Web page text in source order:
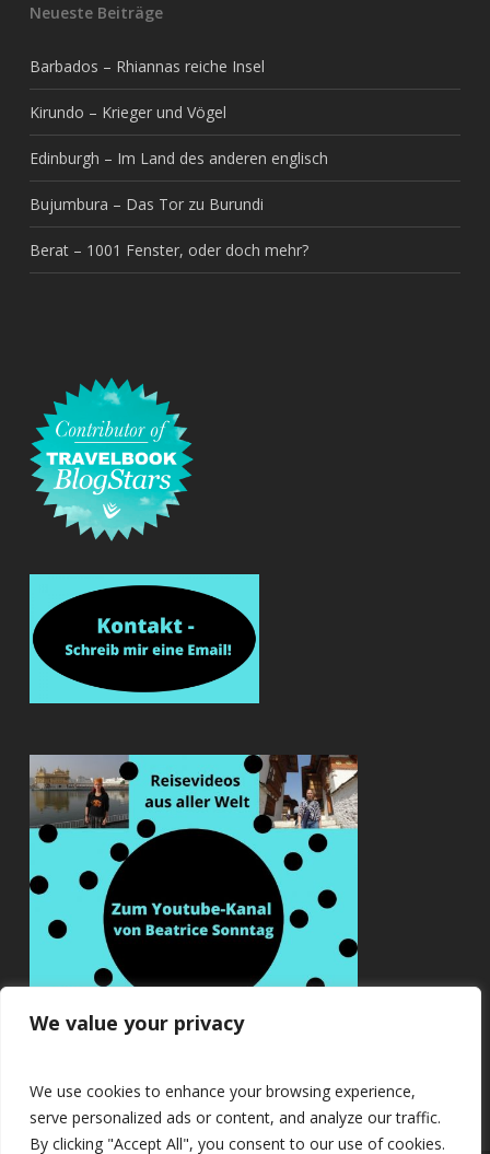
We value your privacy
We use cookies to enhance your browsing experience,
serve personalized ads or content, and analyze our traffic.
By clicking "Accept All", you consent to our use of cookies.
Neueste Beiträge
Barbados – Rhiannas reiche Insel
Kirundo – Krieger und Vögel
Edinburgh – Im Land des anderen englisch
Bujumbura – Das Tor zu Burundi
Berat – 1001 Fenster, oder doch mehr?